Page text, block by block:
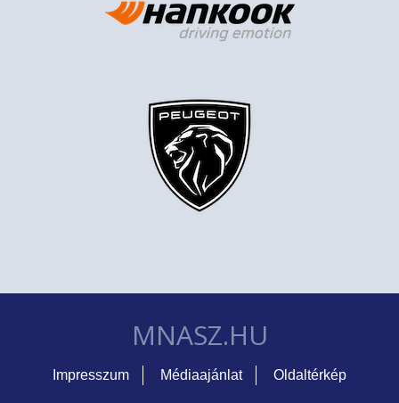
MNASZ.HU
Impresszum Médiaajánlat Oldaltérkép